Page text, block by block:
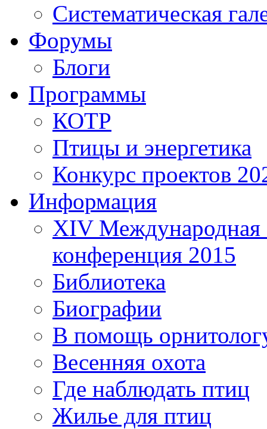
Систематическая
Форумы
Блоги
Программы
КОТР
Птицы и энергетика
Конкурс проектов
Информация
XIV Международная
конференция 2015
Библиотека
Биографии
В помощь
Весенняя охота
Где наблюдать птиц
Жилье для птиц